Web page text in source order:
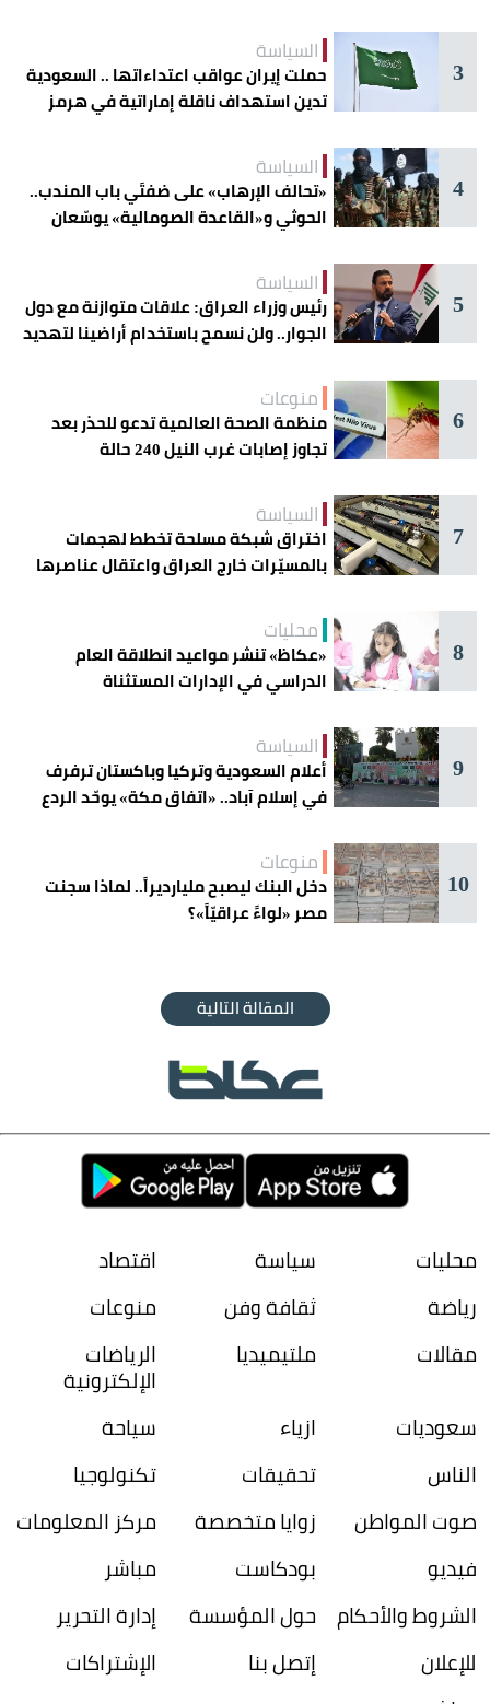
3
السياسة
حملت إيران عواقب اعتداءاتها .. السعودية
تدين استهداف ناقلة إماراتية في هرمز
4
السياسة
«تحالف الإرهاب» على ضفتَي باب المندب..
الحوثي و«القاعدة الصومالية» يوسّعان
5
السياسة
رئيس وزراء العراق: علاقات متوازنة مع دول
الجوار.. ولن نسمح باستخدام أراضينا لتهديد
6
منوعات
منظمة الصحة العالمية تدعو للحذر بعد
تجاوز إصابات غرب النيل 240 حالة
7
السياسة
اختراق شبكة مسلحة تخطط لهجمات
بالمسيّرات خارج العراق واعتقال عناصرها
8
محليات
«عكاظ» تنشر مواعيد انطلاقة العام
الدراسي في الإدارات المستثناة
9
السياسة
أعلام السعودية وتركيا وباكستان ترفرف
في إسلام آباد.. «اتفاق مكة» يوحّد الردع
10
منوعات
دخل البنك ليصبح مليارديراً.. لماذا سجنت
مصر «لواءً عراقيّاً»؟
المقالة التالية
محليات سياسة
اقتصاد
رياضة
ثقافة وفن
منوعات
مقالات
ملتيميديا الرياضات
الإلكترونية
سعوديات
ازياء
سياحة
الناس
تحقيقات
تكنولوجيا
صوت المواطن
زوايا متخصصة
مركز المعلومات
فيديو
بودكاست
مباشر
الشروط والأحكام حول المؤسسة
إدارة التحرير
للإعلان
إتصل بنا
الإشتراكات